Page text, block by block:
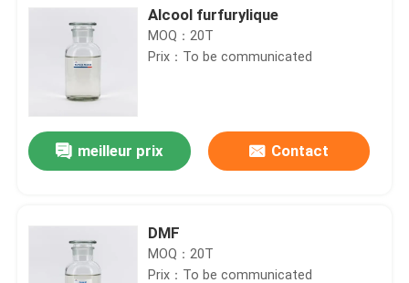
Alcool furfurylique
MOQ：20T
Prix：To be communicated
meilleur prix Contact
DMF
MOQ：20T
Prix：To be communicated